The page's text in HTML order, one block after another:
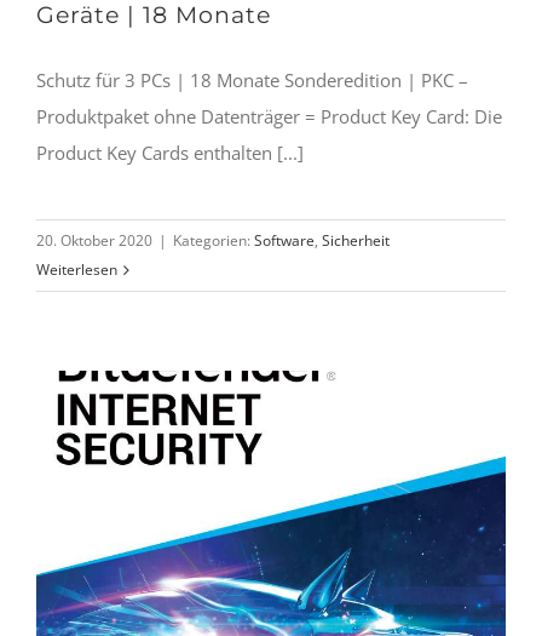
Geräte | 18 Monate
Schutz für 3 PCs | 18 Monate Sonderedition | PKC –
Produktpaket ohne Datenträger = Product Key Card: Die
Product Key Cards enthalten [...]
20. Oktober 2020 | Kategorien: Software, Sicherheit
Weiterlesen